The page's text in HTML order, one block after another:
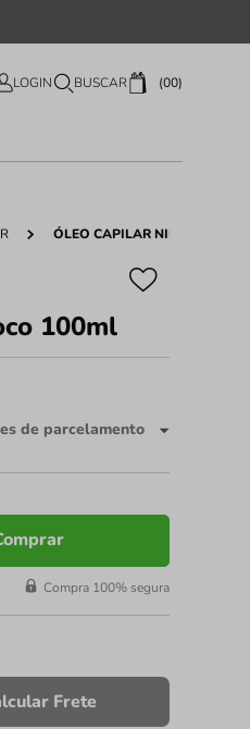
LOGIN BUSCAR 00
ÓLEO CAPILAR NIELY ÁGUA
100ml
de parcelamento
Compra 100% segura
Frete